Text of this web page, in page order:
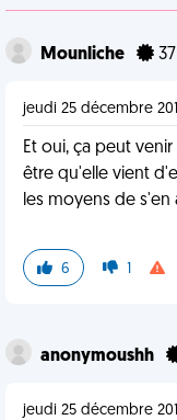
Mounliche 37
jeudi 25 décembre
Et oui, ça peut
être qu'elle vient
les moyens de s'en
6 1
anonymoushh
jeudi 25 décembre